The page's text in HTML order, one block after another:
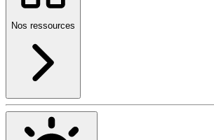
Nos ressources